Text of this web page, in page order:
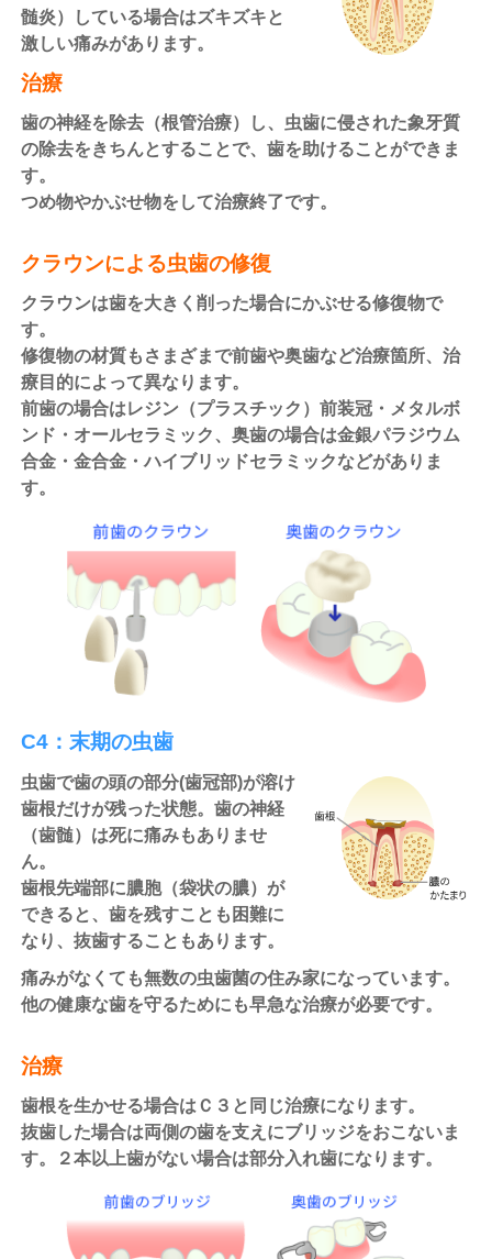
髄炎）している場合はズキズキと
激しい痛みがあります。
治療
歯の神経を除去（根管治療）し、虫歯に侵された象牙質
の除去をきちんとすることで、歯を助けることができま
す。
つめ物やかぶせ物をして治療終了です。
クラウンによる虫歯の修復
クラウンは歯を大きく削った場合にかぶせる修復物で
す。
修復物の材質もさまざまで前歯や奥歯など治療箇所、治
療目的によって異なります。
前歯の場合はレジン（プラスチック）前装冠・メタルボ
ンド・オールセラミック、奥歯の場合は金銀パラジウム
合金・金合金・ハイブリッドセラミックなどがありま
す。
C4：末期の虫歯
虫歯で歯の頭の部分(歯冠部)が溶け
歯根だけが残った状態。歯の神経
（歯髄）は死に痛みもありませ
ん。
歯根先端部に膿胞（袋状の膿）が
できると、歯を残すことも困難に
なり、抜歯することもあります。
痛みがなくても無数の虫歯菌の住み家になっています。
他の健康な歯を守るためにも早急な治療が必要です。
治療
歯根を生かせる場合はＣ３と同じ治療になります。
抜歯した場合は両側の歯を支えにブリッジをおこないま
す。２本以上歯がない場合は部分入れ歯になります。